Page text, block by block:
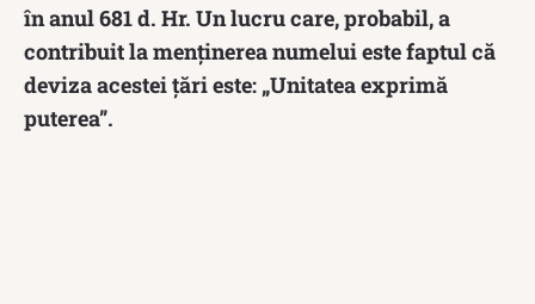
în anul 681 d. Hr. Un lucru care, probabil, a
contribuit la menținerea numelui este faptul că
deviza acestei țări este: „Unitatea exprimă
puterea”.